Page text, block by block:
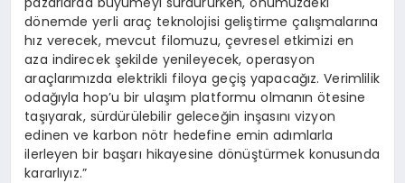
dönemde yerli araç teknolojisi geliştirme çalışmalarına
hız verecek, mevcut filomuzu, çevresel etkimizi en
aza indirecek şekilde yenileyecek, operasyon
araçlarımızda elektrikli filoya geçiş yapacağız. Verimlilik
odağıyla hop’u bir ulaşım platformu olmanın ötesine
taşıyarak, sürdürülebilir geleceğin inşasını vizyon
edinen ve karbon nötr hedefine emin adımlarla
ilerleyen bir başarı hikayesine dönüştürmek konusunda
kararlıyız.”